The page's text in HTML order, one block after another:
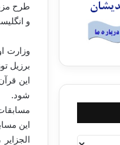
و
برزیل
این
شود.
مسابقات جام
این مسابقات میزبان